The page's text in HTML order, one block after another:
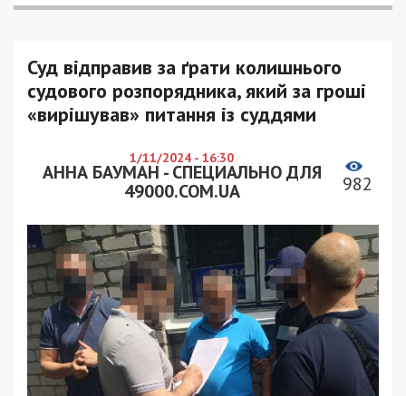
Суд відправив за ґрати колишнього
судового розпорядника, який за гроші
«вирішував» питання із суддями
1/11/2024 - 16:30
АННА БАУМАН - СПЕЦИАЛЬНО ДЛЯ
49000.COM.UA
982